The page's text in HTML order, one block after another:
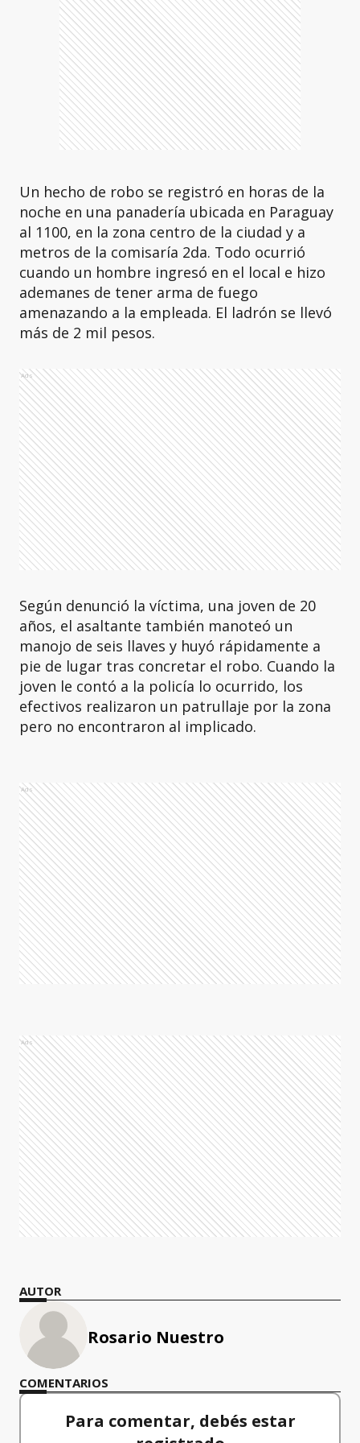
Un hecho de robo se registró en horas de la
noche en una panadería ubicada en Paraguay
al 1100, en la zona centro de la ciudad y a
metros de la comisaría 2da. Todo ocurrió
cuando un hombre ingresó en el local e hizo
ademanes de tener arma de fuego
amenazando a la empleada. El ladrón se llevó
más de 2 mil pesos.
Ads
Según denunció la víctima, una joven de 20
años, el asaltante también manoteó un
manojo de seis llaves y huyó rápidamente a
pie de lugar tras concretar el robo. Cuando la
joven le contó a la policía lo ocurrido, los
efectivos realizaron un patrullaje por la zona
pero no encontraron al implicado.
Ads
Ads
AUTOR
Rosario Nuestro
COMENTARIOS
Para comentar, debés estar